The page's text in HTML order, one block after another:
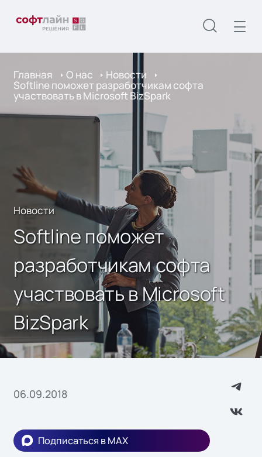
Главная О нас Новости
Softline поможет разработчикам софта
участвовать в Microsoft BizSpark
Новости
Softline поможет
разработчикам софта
участвовать в Microsoft
BizSpark
06.09.2018
Подписаться в MAX